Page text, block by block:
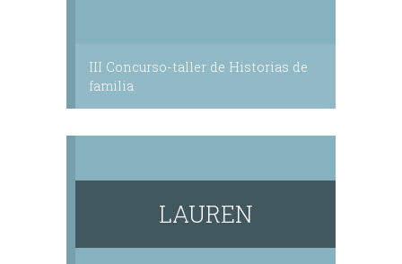
III Concurso-taller de Historias de
familia
LAUREN